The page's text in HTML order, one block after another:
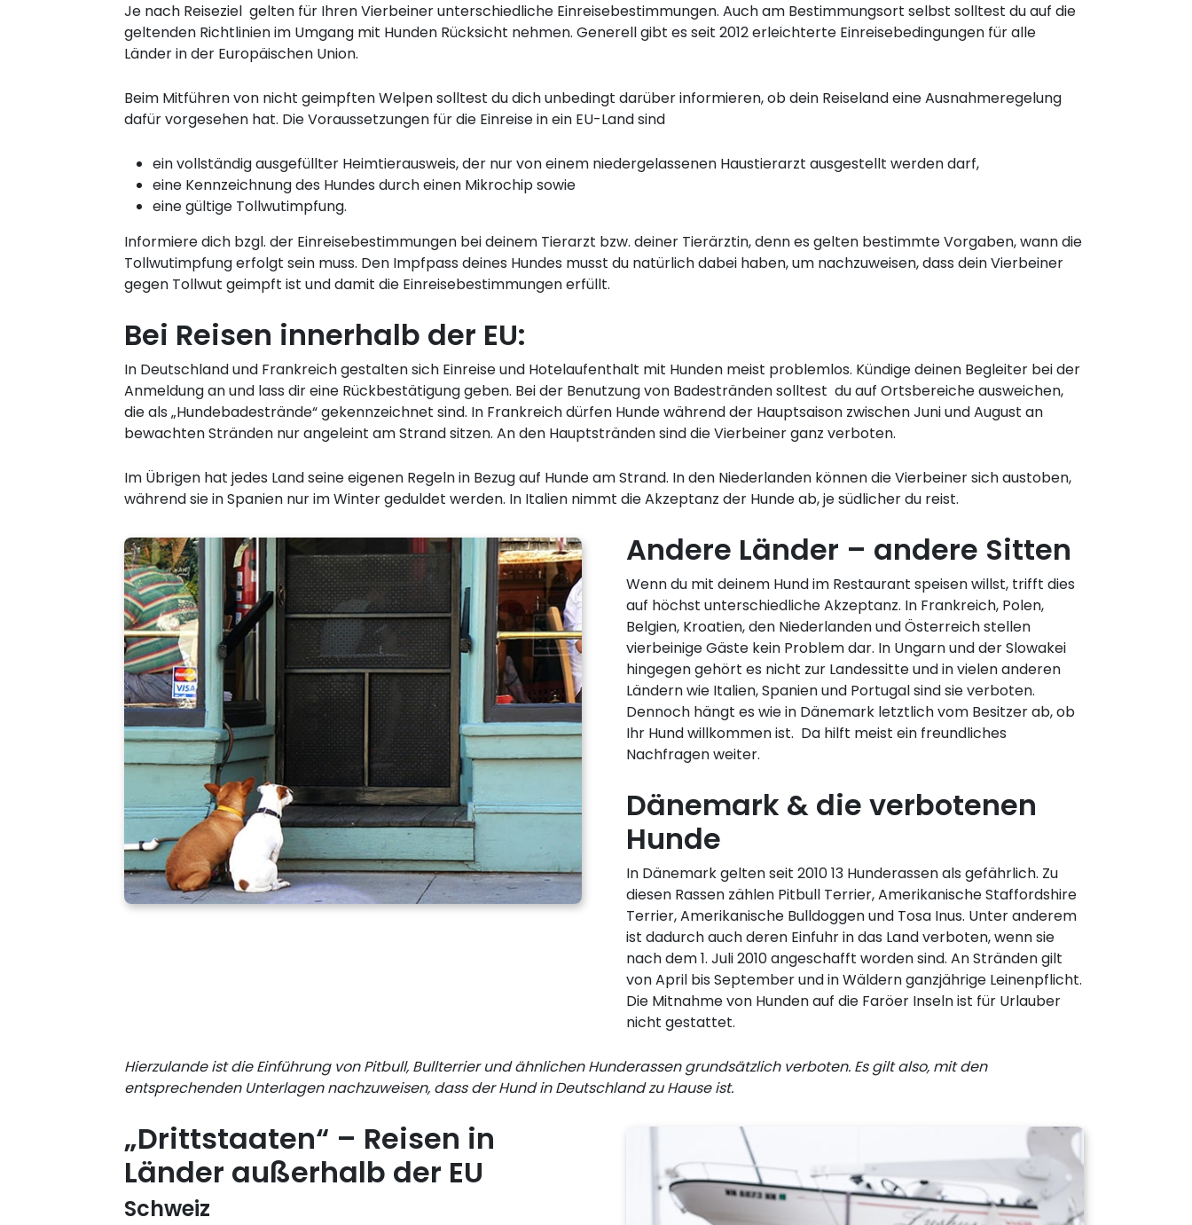
Je nach Reiseziel gelten für Ihren Vierbeiner unterschiedliche Einreisebestimmungen. Auch am Bestimmungsort selbst solltest du auf die
geltenden Richtlinien im Umgang mit Hunden Rücksicht nehmen. Generell gibt es seit 2012 erleichterte Einreisebedingungen für alle
Länder in der Europäischen Union.
Beim Mitführen von nicht geimpften Welpen solltest du dich unbedingt darüber informieren, ob dein Reiseland eine Ausnahmeregelung
dafür vorgesehen hat. Die Voraussetzungen für die Einreise in ein EU-Land sind
ein vollständig ausgefüllter Heimtierausweis, der nur von einem niedergelassenen Haustierarzt ausgestellt werden darf,
eine Kennzeichnung des Hundes durch einen Mikrochip sowie
eine gültige Tollwutimpfung.
Informiere dich bzgl. der Einreisebestimmungen bei deinem Tierarzt bzw. deiner Tierärztin, denn es gelten bestimmte Vorgaben, wann die
Tollwutimpfung erfolgt sein muss. Den Impfpass deines Hundes musst du natürlich dabei haben, um nachzuweisen, dass dein Vierbeiner
gegen Tollwut geimpft ist und damit die Einreisebestimmungen erfüllt.
Bei Reisen innerhalb der EU:
In Deutschland und Frankreich gestalten sich Einreise und Hotelaufenthalt mit Hunden meist problemlos. Kündige deinen Begleiter bei der
Anmeldung an und lass dir eine Rückbestätigung geben. Bei der Benutzung von Badestränden solltest du auf Ortsbereiche ausweichen,
die als „Hundebadestrände“ gekennzeichnet sind. In Frankreich dürfen Hunde während der Hauptsaison zwischen Juni und August an
bewachten Stränden nur angeleint am Strand sitzen. An den Hauptstränden sind die Vierbeiner ganz verboten.
Im Übrigen hat jedes Land seine eigenen Regeln in Bezug auf Hunde am Strand. In den Niederlanden können die Vierbeiner sich austoben,
während sie in Spanien nur im Winter geduldet werden. In Italien nimmt die Akzeptanz der Hunde ab, je südlicher du reist.
Andere Länder – andere Sitten
Wenn du mit deinem Hund im Restaurant speisen willst, trifft dies
auf höchst unterschiedliche Akzeptanz. In Frankreich, Polen,
Belgien, Kroatien, den Niederlanden und Österreich stellen
vierbeinige Gäste kein Problem dar. In Ungarn und der Slowakei
hingegen gehört es nicht zur Landessitte und in vielen anderen
Ländern wie Italien, Spanien und Portugal sind sie verboten.
Dennoch hängt es wie in Dänemark letztlich vom Besitzer ab, ob
Ihr Hund willkommen ist. Da hilft meist ein freundliches
Nachfragen weiter.
Dänemark & die verbotenen
Hunde
In Dänemark gelten seit 2010 13 Hunderassen als gefährlich. Zu
diesen Rassen zählen Pitbull Terrier, Amerikanische Staffordshire
Terrier, Amerikanische Bulldoggen und Tosa Inus. Unter anderem
ist dadurch auch deren Einfuhr in das Land verboten, wenn sie
nach dem 1. Juli 2010 angeschafft worden sind. An Stränden gilt
von April bis September und in Wäldern ganzjährige Leinenpflicht.
Die Mitnahme von Hunden auf die Faröer Inseln ist für Urlauber
nicht gestattet.
Hierzulande ist die Einführung von Pitbull, Bullterrier und ähnlichen Hunderassen grundsätzlich verboten. Es gilt also, mit den
entsprechenden Unterlagen nachzuweisen, dass der Hund in Deutschland zu Hause ist.
„Drittstaaten“ – Reisen in
Länder außerhalb der EU
Schweiz